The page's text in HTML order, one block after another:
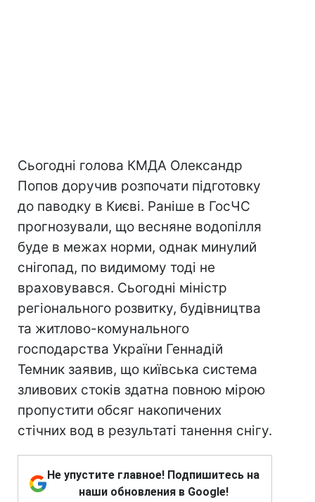
Сьогодні голова КМДА Олександр
Попов доручив розпочати підготовку
до паводку в Києві. Раніше в ГосЧС
прогнозували, що весняне водопілля
буде в межах норми, однак минулий
снігопад, по видимому тоді не
враховувався. Сьогодні міністр
регіонального розвитку, будівництва
та житлово-комунального
господарства України Геннадій
Темник заявив, що київська система
зливових стоків здатна повною мірою
пропустити обсяг накопичених
стічних вод в результаті танення снігу.
Не упустите главное! Подпишитесь на
наши обновления в Google!